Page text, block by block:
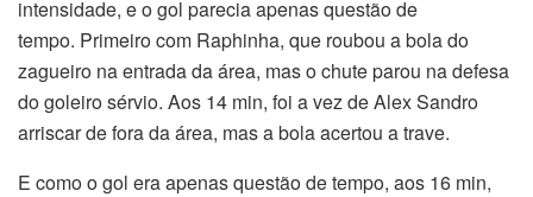
intensidade, e o gol parecia apenas questão de
tempo. Primeiro com Raphinha, que roubou a bola do
zagueiro na entrada da área, mas o chute parou na defesa
do goleiro sérvio. Aos 14 min, foi a vez de Alex Sandro
arriscar de fora da área, mas a bola acertou a trave.
E como o gol era apenas questão de tempo, aos 16 min,